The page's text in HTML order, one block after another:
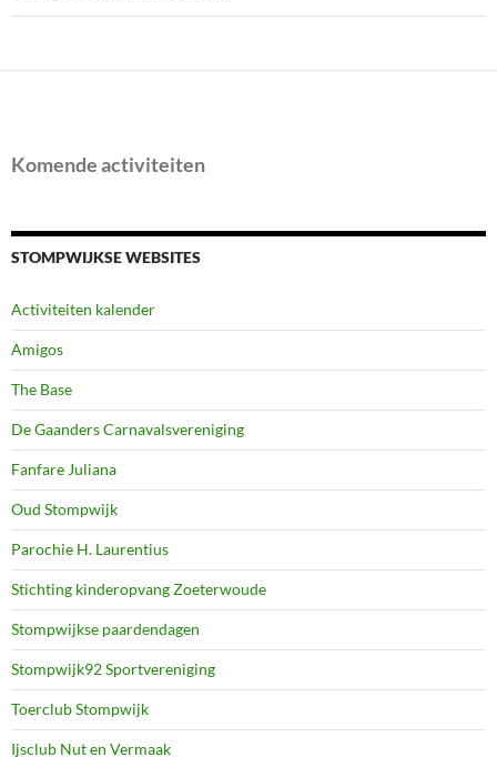
Komende activiteiten
STOMPWIJKSE WEBSITES
Activiteiten kalender
Amigos
The Base
De Gaanders Carnavalsvereniging
Fanfare Juliana
Oud Stompwijk
Parochie H. Laurentius
Stichting kinderopvang Zoeterwoude
Stompwijkse paardendagen
Stompwijk92 Sportvereniging
Toerclub Stompwijk
Ijsclub Nut en Vermaak